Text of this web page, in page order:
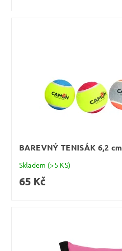
BAREVNÝ TENISÁK 6,2 cm
Skladem (>5 KS)
65 Kč